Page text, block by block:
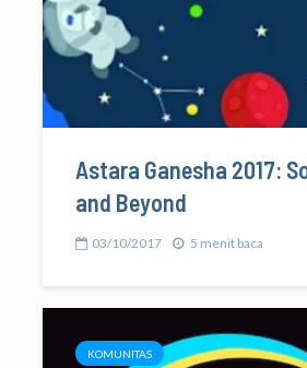
Astara Ganesha 2017:
and Beyond
03/10/2017 5 menit baca
KOMUNITAS